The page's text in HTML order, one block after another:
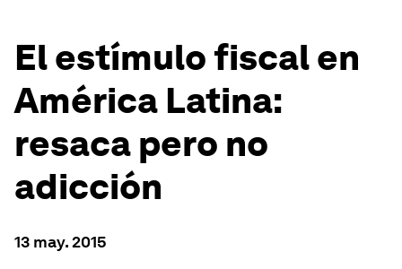
El estímulo fiscal en
América Latina:
resaca pero no
adicción
13 may. 2015